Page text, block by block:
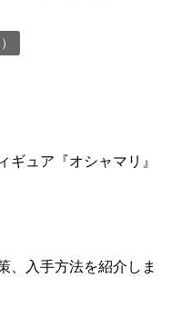
ギュア『オシャマリ』
、入手方法を紹介しま